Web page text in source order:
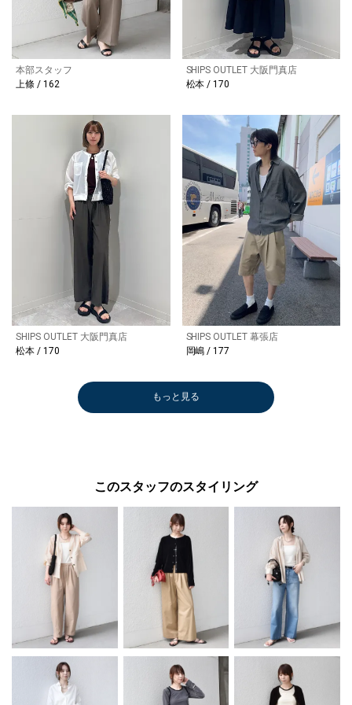
本部スタッフ
上條 / 162
SHIPS OUTLET 大阪門真店
松本 / 170
SHIPS OUTLET 大阪門真店
松本 / 170
SHIPS OUTLET 幕張店
岡嶋 / 177
もっと見る
このスタッフのスタイリング